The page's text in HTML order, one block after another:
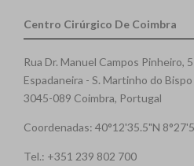
Centro Cirúrgico De Coimbra
Rua Dr. Manuel Campos Pinheiro,
Espadaneira - S. Martinho do Bispo
3045-089 Coimbra, Portugal
Coordenadas: 40°12'35.5"N
Tel.: +351 239 802 700